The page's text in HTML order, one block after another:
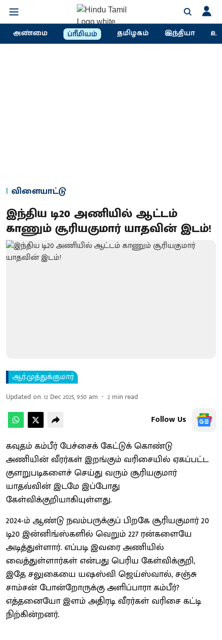
அண்மை ப்ரீமியம் தமிழகம் இந்தியா
விளையாட்டு
இந்திய டி20 அணியில் ஆட்டம்
காணும் சூரியகுமார் யாதவின் இடம்!
ஆர்.முத்துக்குமார்
Updated on:12 Dec 2025, 9:50 am 2 min read
Follow Us
கவுதம் கம்பீர் பேச்சைக் கேட்டுக் கொண்டு
அணியின் வீரர்கள் இறங்கும் வரிசையில் ஏகப்பட்ட
குளறுபடிகளைச் செய்து வரும் சூரியகுமார்
யாதவ்வின் இடமே இப்போது
கேள்விக்குறியாகியுள்ளது.
2024-ம் ஆண்டு நவம்பருக்குப் பிறகே சூரியகுமார் 20
டி20 இன்னிங்ஸ்களில் வெறும் 227 ரன்களையே
அடித்துள்ளார். எப்படி இவரை அணியில்
வைத்துள்ளார்கள் என்பது பெரிய கேள்விக்குறி,
இதே சலுகையை யஷஸ்வி ஜெய்ஸ்வால், சஞ்சு
சாம்சன் போன்றோருக்கு அளிப்பாரா கம்பீர்?
எத்தனையோ இளம் அதிரடி வீரர்கள் வரிசை கட்டி
நிற்கின்றனர்.